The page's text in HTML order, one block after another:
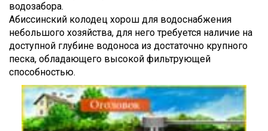
водозабора.
Абиссинский колодец хорош для водоснабжения
небольшого хозяйства, для него требуется наличие на
доступной глубине водоноса из достаточно крупного
песка, обладающего высокой фильтрующей
способностью.